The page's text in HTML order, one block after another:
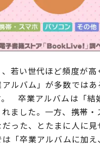
若い世代ほど頻度が
ルバム」が多数では
卒業アルバムは「結
ました。一方、携帯
った、とたまに人に
「卒業アルバムに加